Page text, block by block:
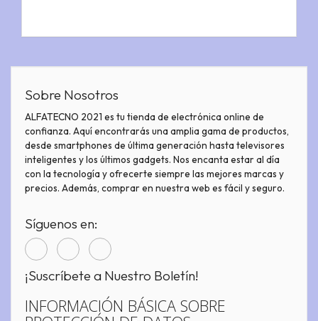
Sobre Nosotros
ALFATECNO 2021 es tu tienda de electrónica online de
confianza. Aquí encontrarás una amplia gama de productos,
desde smartphones de última generación hasta televisores
inteligentes y los últimos gadgets. Nos encanta estar al día
con la tecnología y ofrecerte siempre las mejores marcas y
precios. Además, comprar en nuestra web es fácil y seguro.
Síguenos en:
¡Suscríbete a Nuestro Boletín!
INFORMACIÓN BÁSICA SOBRE